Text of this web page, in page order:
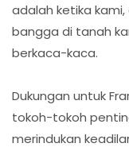
adalah ketika
bangga di tanah
berkaca-kaca.
Dukungan untuk
tokoh-tokoh
merindukan